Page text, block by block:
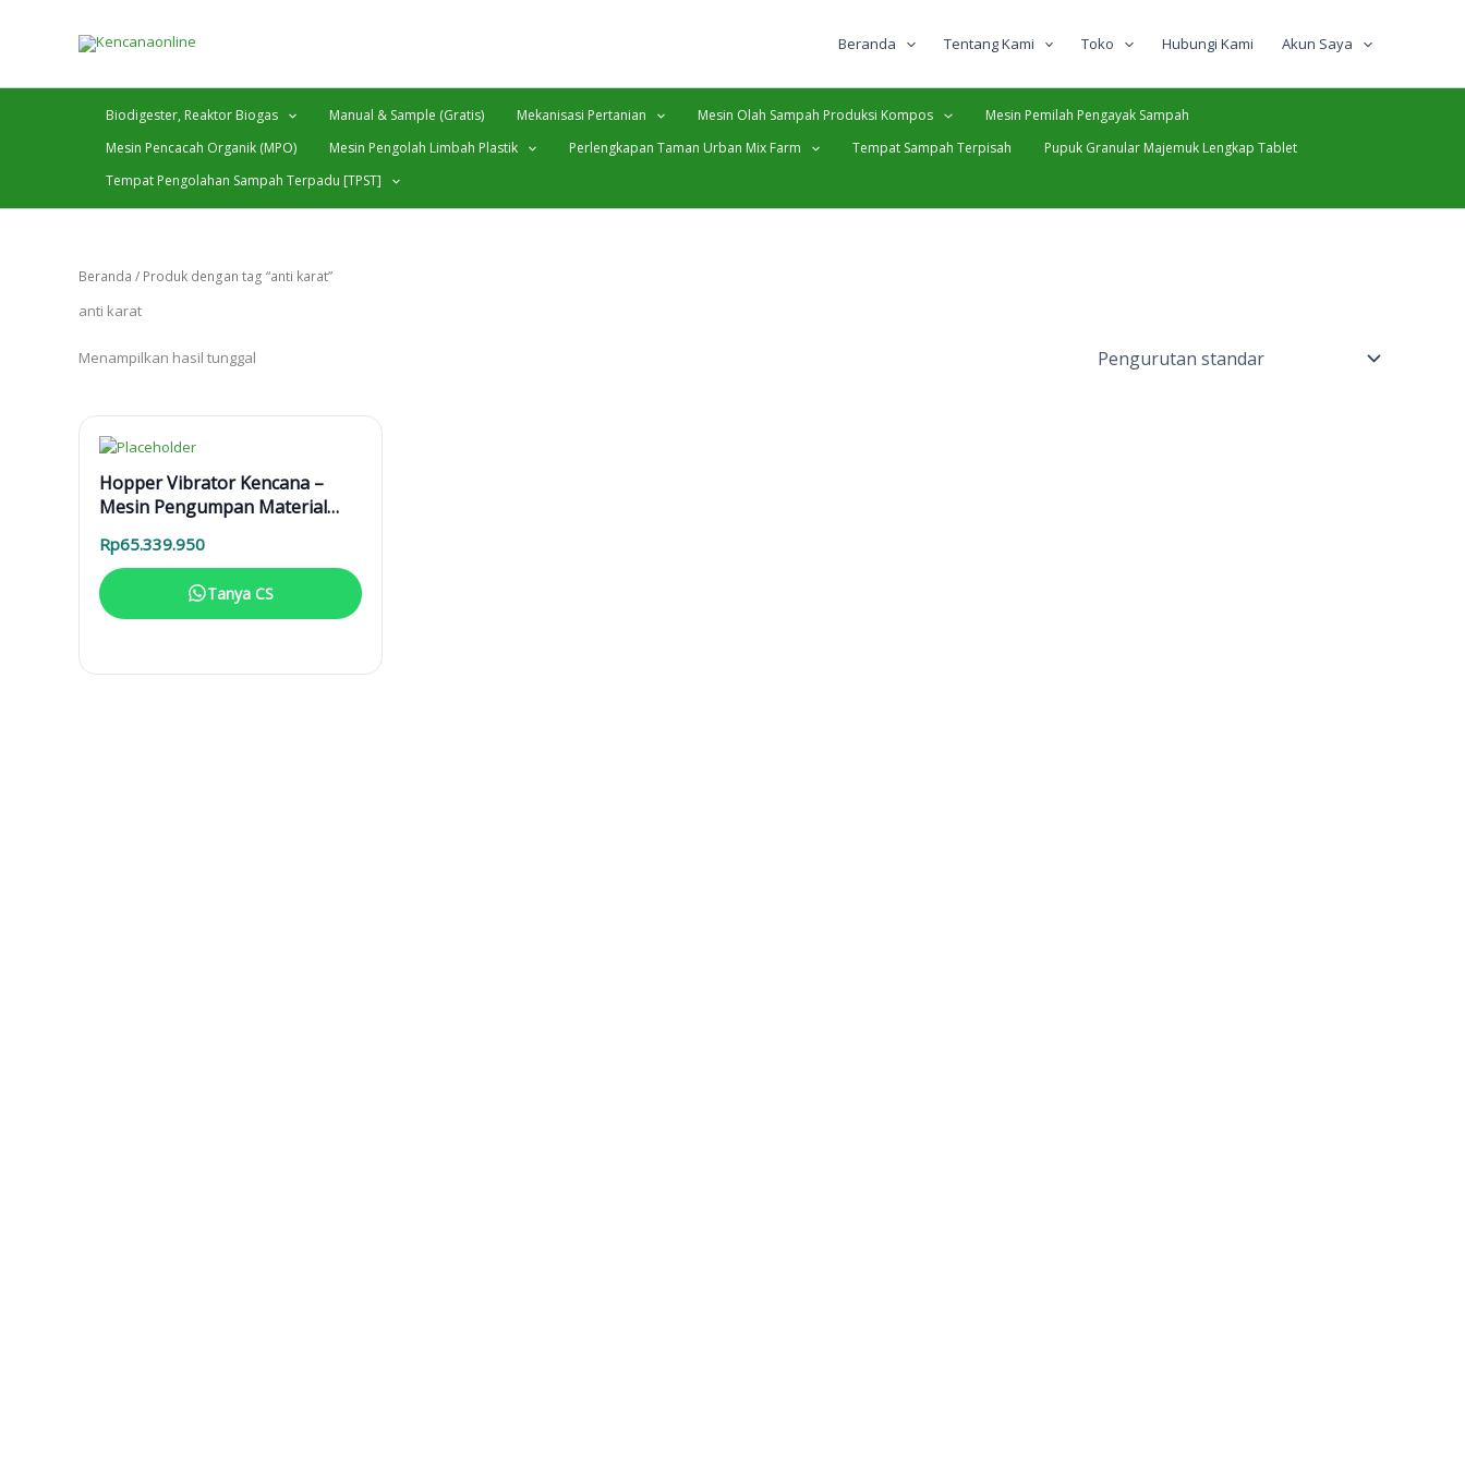
Beranda Tentang Kami Toko Hubungi Kami Akun Saya
Biodigester, Reaktor Biogas Manual & Sample (Gratis) Mekanisasi Pertanian Mesin Olah Sampah Produksi Kompos
Mesin Pemilah Pengayak Sampah
Mesin Pencacah Organik (MPO)
Mesin Pengolah Limbah Plastik Perlengkapan Taman Urban Mix Farm Tempat Sampah Terpisah
Pupuk Granular Majemuk Lengkap Tablet
Tempat Pengolahan Sampah Terpadu [TPST]
Beranda / Produk dengan tag “anti karat”
anti karat
Menampilkan hasil tunggal
Hopper Vibrator Kencana –
Mesin Pengumpan Material
Rp65.339.950
Tanya CS